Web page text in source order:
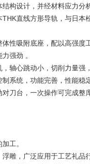
构设计，并经材料应力分
直线方形导轨，与日本
性吸附底座，配以高强度
强劲 。
轴心跳动小，切削力量强
系统，功能完善，性能稳
刀台，一次操作可完成整
工。
雕，广泛应用于工艺礼品